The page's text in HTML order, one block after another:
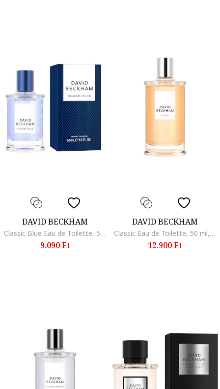
DAVID BECKHAM
Classic Blue Eau de Toilette, 50 ml, 50 ml
9.090 Ft
DAVID BECKHAM
Classic Eau de Toilette, 50 ml, 100 ml
12.900 Ft